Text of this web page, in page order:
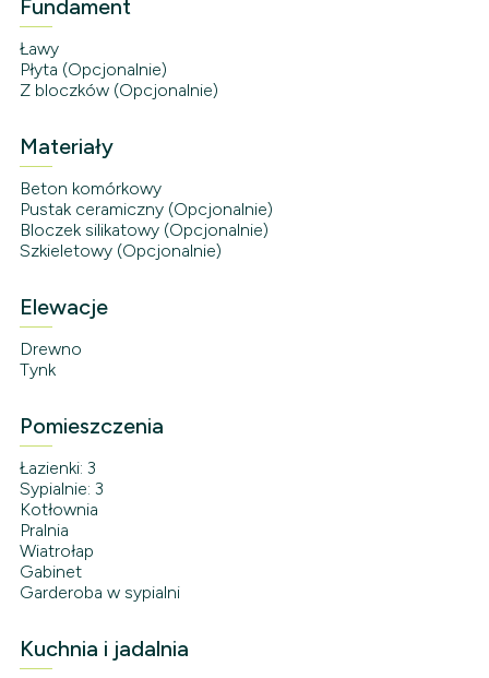
Fundament
Ławy
Płyta (Opcjonalnie)
Z bloczków (Opcjonalnie)
Materiały
Beton komórkowy
Pustak ceramiczny (Opcjonalnie)
Bloczek silikatowy (Opcjonalnie)
Szkieletowy (Opcjonalnie)
Elewacje
Drewno
Tynk
Pomieszczenia
Łazienki: 3
Sypialnie: 3
Kotłownia
Pralnia
Wiatrołap
Gabinet
Garderoba w sypialni
Kuchnia i jadalnia